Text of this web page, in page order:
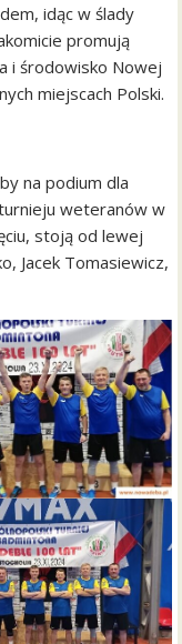
idąc w ślady
promują
i środowisko Nowej
miejscach Polski.
na podium dla
weteranów w
stoją od lewej
Jacek Tomasiewicz,